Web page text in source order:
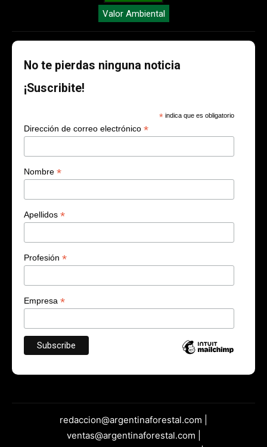
Valor Ambiental
No te pierdas ninguna noticia
¡Suscribite!
* indica que es obligatorio
Dirección de correo electrónico *
Nombre *
Apellidos *
Profesión *
Empresa *
redaccion@argentinaforestal.com |
ventas@argentinaforestal.com |